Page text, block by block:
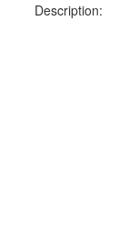
Description: